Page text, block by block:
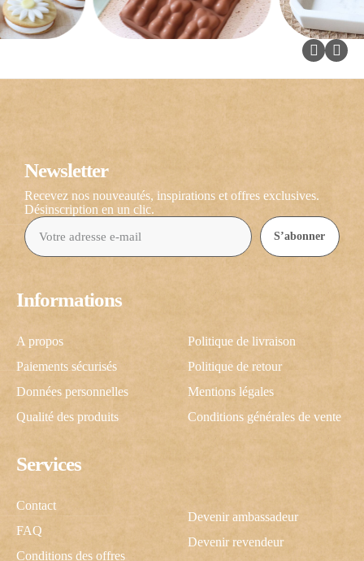
Services
Contact
FAQ
Conditions des offres
Devenir ambassadeur
Devenir revendeur
Informations
A propos
Paiements sécurisés
Données personnelles
Qualité des produits
Politique de livraison
Politique de retour
Mentions légales
Conditions générales de vente
Newsletter
Recevez nos nouveautés, inspirations et offres exclusives.
Désinscription en un clic.
S’abonner